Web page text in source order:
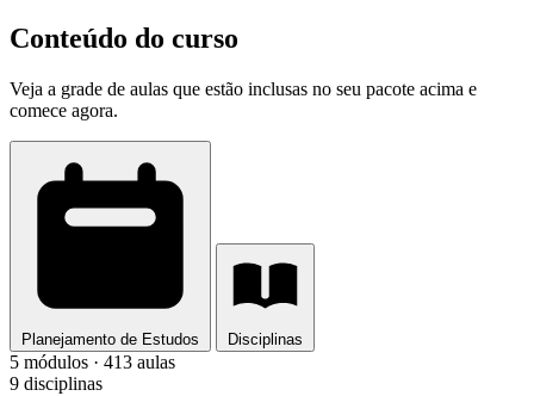
Conteúdo do curso
Veja a grade de aulas que estão inclusas no seu pacote acima e
comece agora.
Planejamento de Estudos Disciplinas
5 módulos · 413 aulas
9 disciplinas